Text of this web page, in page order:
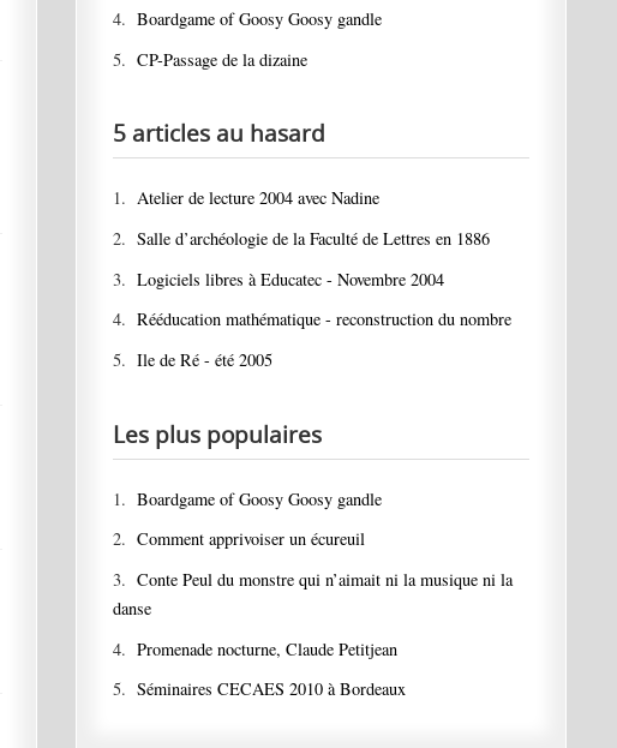
4.Boardgame of Goosy Goosy gandle
5.CP-Passage de la dizaine
5 articles au hasard
1.Atelier de lecture 2004 avec Nadine
2.Salle d’archéologie de la Faculté de Lettres en 1886
3.Logiciels libres à Educatec - Novembre 2004
4.Rééducation mathématique - reconstruction du nombre
5.Ile de Ré - été 2005
Les plus populaires
1.Boardgame of Goosy Goosy gandle
2.Comment apprivoiser un écureuil
3.Conte Peul du monstre qui n’aimait ni la musique ni la
danse
4.Promenade nocturne, Claude Petitjean
5.Séminaires CECAES 2010 à Bordeaux